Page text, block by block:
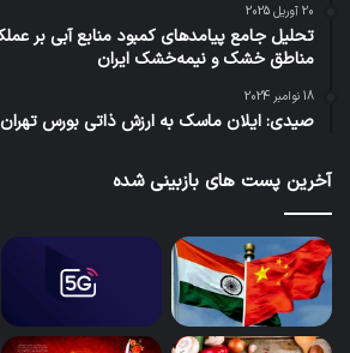
20 آوریل 2025
تحلیل جامع پیامدهای کمبود منابع آبی بر
مناطق خشک و نیمه‌خشک ایران
18 نوامبر 2024
صیدی: ایلان ماسک به ارزش ذاتی بورس
آخرین پست های بازبینی شده